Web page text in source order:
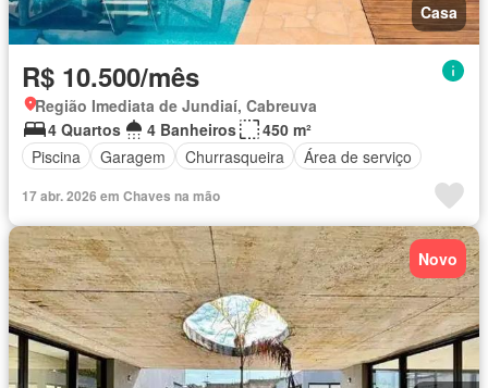
Casa
R$ 10.500/mês
Região Imediata de Jundiaí, Cabreuva
4 Quartos
4 Banheiros
450 m²
Piscina
Garagem Churrasqueira Área de serviço
17 abr. 2026 em Chaves na mão
Novo